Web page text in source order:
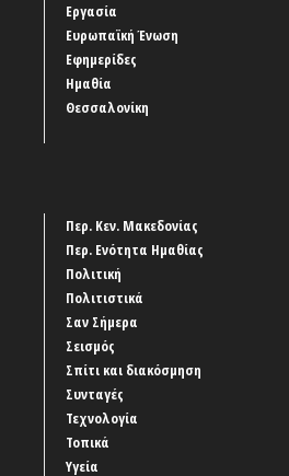
Εργασία
Ευρωπαϊκή Ένωση
Εφημερίδες
Ημαθία
Θεσσαλονίκη
Περ. Κεν. Μακεδονίας
Περ. Ενότητα Ημαθίας
Πολιτική
Πολιτιστικά
Σαν Σήμερα
Σεισμός
Σπίτι και διακόσμηση
Συνταγές
Τεχνολογία
Τοπικά
Υγεία